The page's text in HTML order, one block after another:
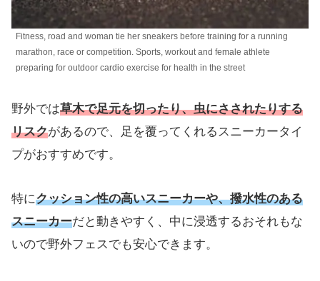
Fitness, road and woman tie her sneakers before training for a running
marathon, race or competition. Sports, workout and female athlete
preparing for outdoor cardio exercise for health in the street
野外では草木で足元を切ったり、虫にさされたりする
リスクがあるので、足を覆ってくれるスニーカータイ
プがおすすめです。
特にクッション性の高いスニーカーや、撥水性のある
スニーカーだと動きやすく、中に浸透するおそれもな
いので野外フェスでも安心できます。